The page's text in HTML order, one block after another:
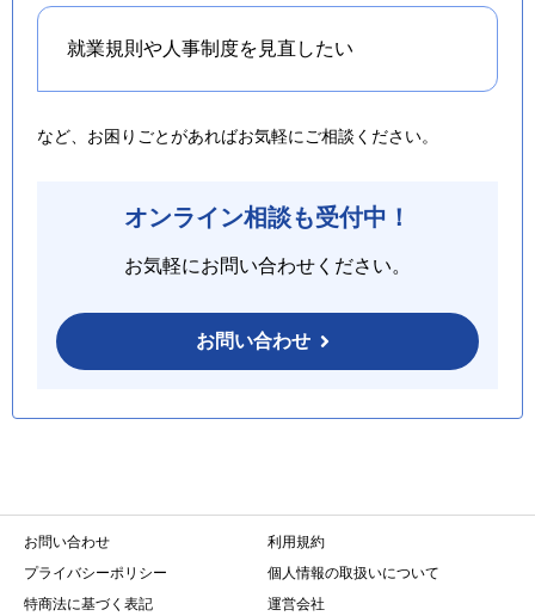
就業規則や人事制度を 見直したい
など、お困りごとがあればお気軽にご相談ください。
オンライン相談も受付中！
お気軽にお問い合わせください。
お問い合わせ
お問い合わせ
利用規約
プライバシーポリシー
個人情報の取扱いについて
特商法に基づく表記
運営会社